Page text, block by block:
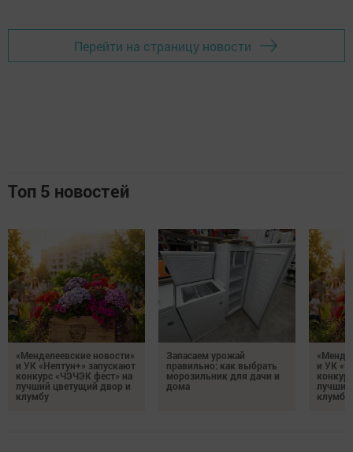
Перейти на страницу новости
Топ 5 новостей
«Менделеевские новости»
и УК «Нептун+» запускают
конкурс «ЧЭЧЭК фест» на
лучший цветущий двор и
клумбу
Запасаем урожай
правильно: как выбрать
морозильник для дачи и
дома
и УК
лучший
клумбу